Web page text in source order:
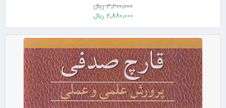
3٬200٬000 ریال
2٬880٬000 ریال